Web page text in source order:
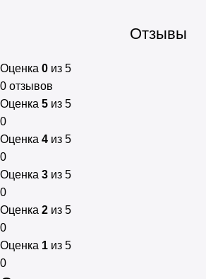
Отзывы
Оценка 0 из 5
0 отзывов
Оценка 5 из 5
0
Оценка 4 из 5
0
Оценка 3 из 5
0
Оценка 2 из 5
0
Оценка 1 из 5
0